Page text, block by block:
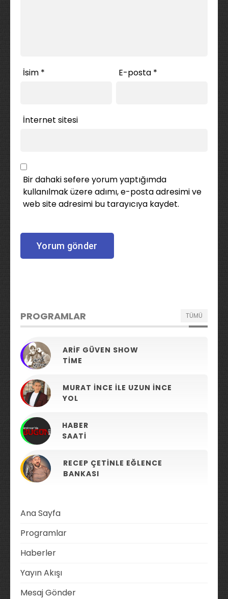
İsim * E-posta *
İnternet sitesi
Bir dahaki sefere yorum yaptığımda
kullanılmak üzere adımı, e-posta adresimi ve
web site adresimi bu tarayıcıya kaydet.
PROGRAMLAR TÜMÜ
ARIF GÜVEN SHOW
TIME
MURAT İNCE ILE UZUN İNCE
YOL
HABER
SAATI
RECEP ÇETINLE EĞLENCE
BANKASI
Ana Sayfa
Programlar
Haberler
Yayın Akışı
Mesaj Gönder